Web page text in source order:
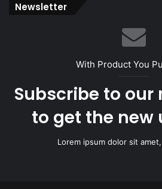
Newsletter
With Product You
Subscribe to
to get the new
Lorem ipsum dolor sit